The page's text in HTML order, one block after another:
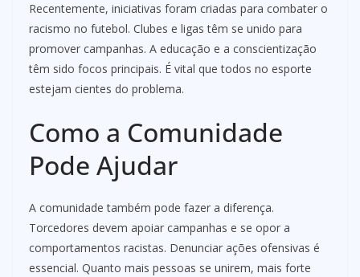
Recentemente, iniciativas foram criadas para combater o
racismo no futebol. Clubes e ligas têm se unido para
promover campanhas. A educação e a conscientização
têm sido focos principais. É vital que todos no esporte
estejam cientes do problema.
Como a Comunidade
Pode Ajudar
A comunidade também pode fazer a diferença.
Torcedores devem apoiar campanhas e se opor a
comportamentos racistas. Denunciar ações ofensivas é
essencial. Quanto mais pessoas se unirem, mais forte